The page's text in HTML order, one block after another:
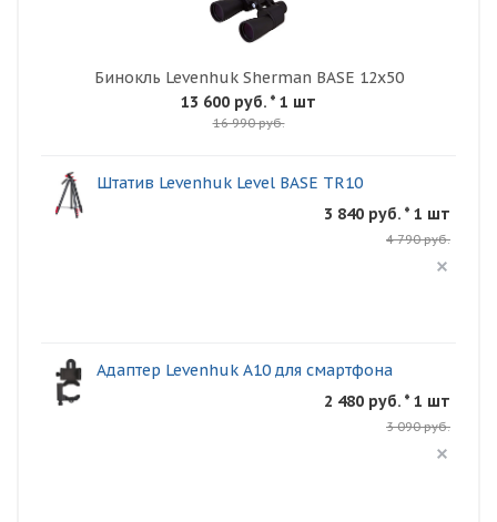
Бинокль Levenhuk Sherman BASE 12x50
13 600 руб. * 1 шт
16 990 руб.
Штатив Levenhuk Level BASE TR10
3 840 руб. * 1 шт
4 790 руб.
Адаптер Levenhuk A10 для смартфона
2 480 руб. * 1 шт
3 090 руб.